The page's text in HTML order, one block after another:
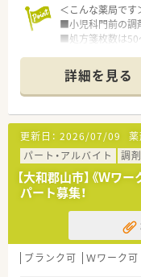
＜こんな薬局です
■小児科門前の調
■処方箋枚数は50
時期や状況によ
ざいます。
遅番シフトにて
もおすすめです。
＜こんな会社です
■奈良県に本社を
■地域連携を活性
ネットワーク）
を全国に先駆けて
■ボトムアップを
在宅推進チーム
げ式で有志を募り
やりたい仕事を
詳細を見る
更新日： 2026/07/09 薬
パート・アルバイト
調
【大和郡山市】《Ｗワ
パート募集！
ブランク可 Ｗワーク可